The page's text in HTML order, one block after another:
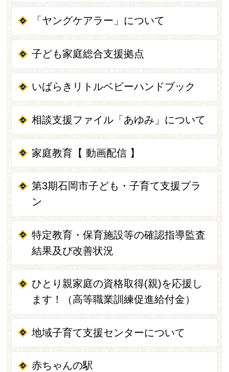
「ヤングケアラー」について
子ども家庭総合支援拠点
いばらきリトルベビーハンドブック
相談支援ファイル「あゆみ」について
家庭教育【 動画配信 】
第3期石岡市子ども・子育て支援プラ
ン
特定教育・保育施設等の確認指導監査
結果及び改善状況
ひとり親家庭の資格取得(親)を応援し
ます！（高等職業訓練促進給付金）
地域子育て支援センターについて
赤ちゃんの駅